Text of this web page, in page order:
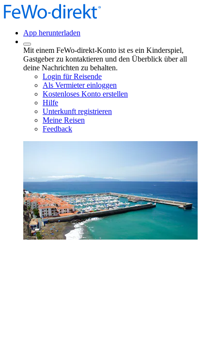
App herunterladen
Mit einem FeWo-direkt-Konto ist es ein Kinderspiel,
Gastgeber zu kontaktieren und den Überblick über all
deine Nachrichten zu behalten.
Login für Reisende
Als Vermieter einloggen
Kostenloses Konto erstellen
Hilfe
Unterkunft registrieren
Meine Reisen
Feedback